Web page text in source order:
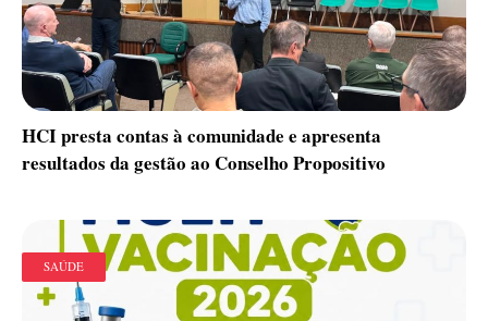
HCI presta contas à comunidade e apresenta
resultados da gestão ao Conselho Propositivo
SAÚDE